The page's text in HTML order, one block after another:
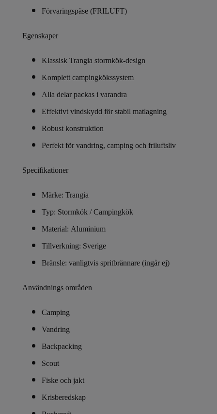
Förvaringspåse (FRILUFT)
Egenskaper
Klassisk Trangia stormkök-design
Komplett campingkökssystem
Alla delar packas i varandra
Effektivt vindskydd för stabil matlagning
Robust konstruktion
Perfekt för vandring, camping och friluftsliv
Specifikationer
Märke: Trangia
Typ: Stormkök / Campingkök
Material: Aluminium
Tillverkning: Sverige
Bränsle: vanligtvis spritbrännare (ingår ej)
Användnings områden
Camping
Vandring
Backpacking
Scout
Fiske och jakt
Krisberedskap